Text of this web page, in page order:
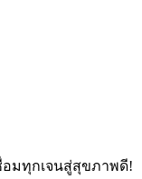
มทุกเจนสู่สุขภาพดี!